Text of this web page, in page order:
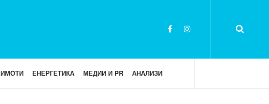
ИМОТИ ЕНЕРГЕТИКА МЕДИИ И PR АНАЛИЗИ